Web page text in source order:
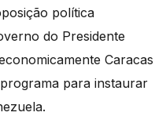
política
do Presidente
Caracas
para instaurar